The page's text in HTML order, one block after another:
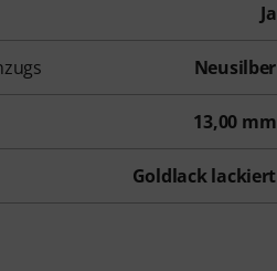
Ja
Neusilber
13,00 mm
Goldlack lackiert